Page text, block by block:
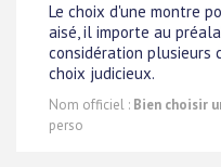
Le choix d'une montre
aisé, il importe au
considération plusieurs
choix judicieux.
Nom officiel : Bien choisir
perso